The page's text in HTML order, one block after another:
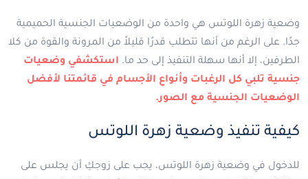
وضعية زهرة اللوتس هي واحدة من الوضعيات الجنسية الحميمية
جدًا. على الرغم من أنها تتطلب قدرًا قليلاً من المرونة والقوة من كلا
الطرفين، إلا أنها سهلة التنفيذ إلى حد ما. استكشفي وضعيات
جنسية تلبي كل الرغبات وأنواع الأجسام في قائمتنا لأفضل
الوضعيات الجنسية مع الصور.
كيفية تنفيذ وضعية زهرة اللوتس
للدخول في وضعية زهرة اللوتس، يجب على زوجكِ أن يجلس على